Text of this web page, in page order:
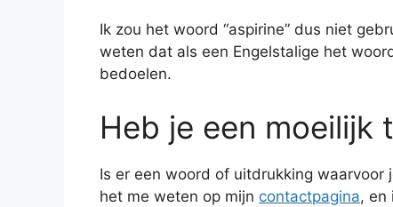
Ik zou het woord “aspirine” dus niet
weten dat als een Engelstalige het
bedoelen.
Heb je een moeilijk
Is er een woord of uitdrukking waarvoor
het me weten op mijn contactpagina, en